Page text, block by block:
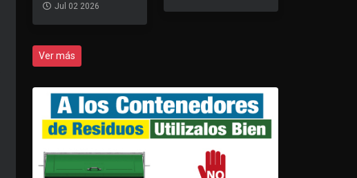
Jul 02 2026
Ver más